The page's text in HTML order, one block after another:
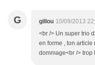
G gillou 10/09/2013
<br /> Un super trio
en forme , ton
dommage<br /> trop